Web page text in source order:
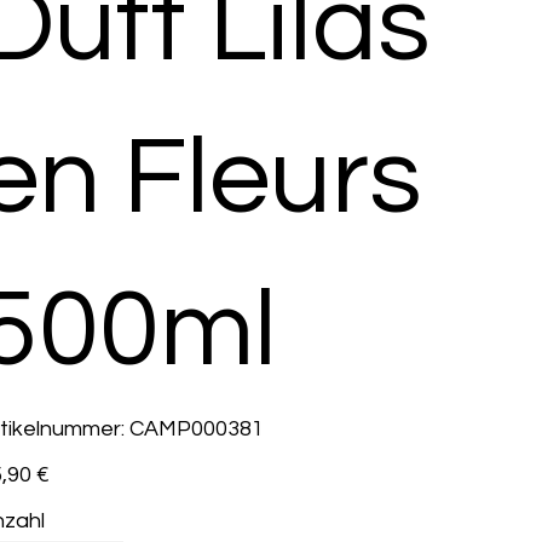
Lilas
Fleurs
Artikelnummer:
CAMP000381
CAMP000381
€